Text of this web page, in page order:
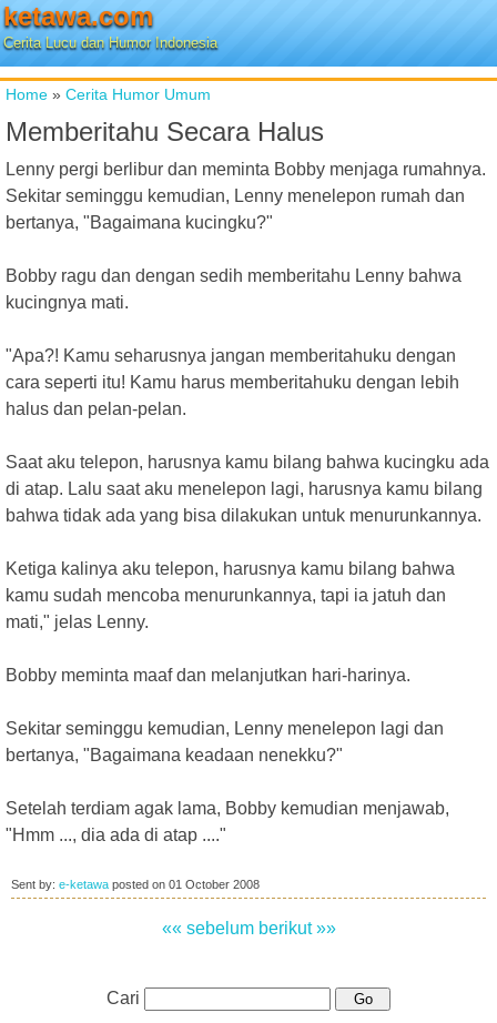
ketawa.com
Cerita Lucu dan Humor Indonesia
Home » Cerita Humor Umum
Memberitahu Secara Halus
Lenny pergi berlibur dan meminta Bobby menjaga rumahnya.
Sekitar seminggu kemudian, Lenny menelepon rumah dan
bertanya, "Bagaimana kucingku?"
Bobby ragu dan dengan sedih memberitahu Lenny bahwa
kucingnya mati.
"Apa?! Kamu seharusnya jangan memberitahuku dengan
cara seperti itu! Kamu harus memberitahuku dengan lebih
halus dan pelan-pelan.
Saat aku telepon, harusnya kamu bilang bahwa kucingku ada
di atap. Lalu saat aku menelepon lagi, harusnya kamu bilang
bahwa tidak ada yang bisa dilakukan untuk menurunkannya.
Ketiga kalinya aku telepon, harusnya kamu bilang bahwa
kamu sudah mencoba menurunkannya, tapi ia jatuh dan
mati," jelas Lenny.
Bobby meminta maaf dan melanjutkan hari-harinya.
Sekitar seminggu kemudian, Lenny menelepon lagi dan
bertanya, "Bagaimana keadaan nenekku?"
Setelah terdiam agak lama, Bobby kemudian menjawab,
"Hmm ..., dia ada di atap ...."
Sent by: e-ketawa posted on 01 October 2008
«« sebelum berikut »»
Cari